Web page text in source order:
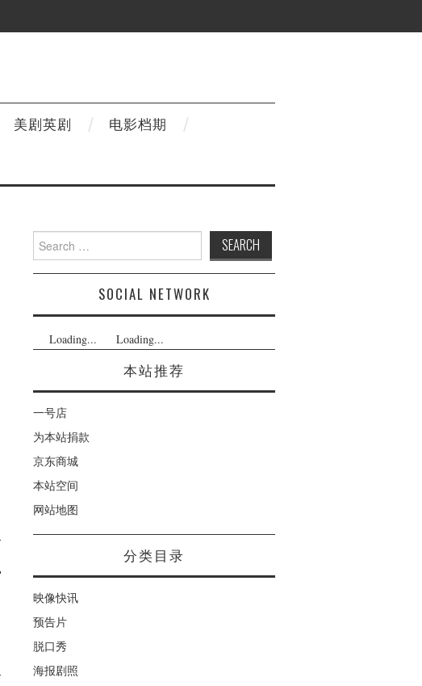
美剧英剧
电影档期
Search
for:
SOCIAL NETWORK
Loading... Loading...
本站推荐
一号店
为本站捐款
京东商城
本站空间
网站地图
分类目录
映像快讯
预告片
脱口秀
海报剧照